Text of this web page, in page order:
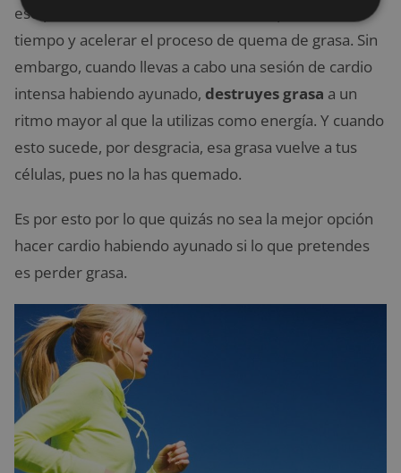
eso podrías hacer
tiempo y acelerar el proceso de quema de grasa. Sin
embargo, cuando llevas a cabo una sesión de cardio
intensa habiendo ayunado, destruyes grasa a un
ritmo mayor al que la utilizas como energía. Y cuando
esto sucede, por desgracia, esa grasa vuelve a tus
células, pues no la has quemado.
Es por esto por lo que quizás no sea la mejor opción
hacer cardio habiendo ayunado si lo que pretendes
es perder grasa.